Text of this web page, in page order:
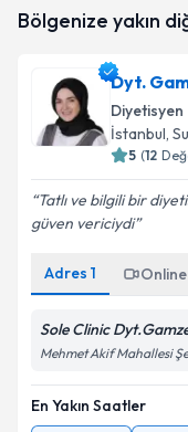
Bölgenize yakın
Dyt.
Diyetisyen
İstanbul,
5 (12
Tatlı ve bilgili bir
güven vericiydi
Adres 1
Sole Clinic
Mehmet Akif Mahallesi
En Yakın Saatler